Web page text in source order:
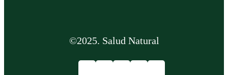
©2025. Salud Natural